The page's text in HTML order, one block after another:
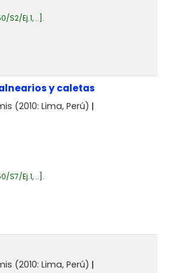
S2/Ej.1, .. .
y caletas
(2010: Lima, Perú)
S7/Ej.1, .. .
(2010: Lima, Perú)